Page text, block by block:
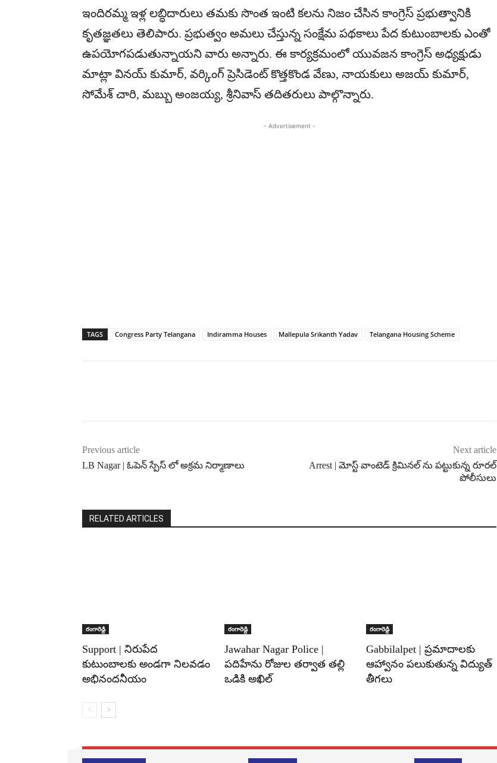
ఇందిరమ్మ ఇళ్ల లబ్ధిదారులు తమకు సొంత ఇంటి కలను నిజం చేసిన కాంగ్రెస్ ప్రభుత్వానికి
కృతజ్ఞతలు తెలిపారు. ప్రభుత్వం అమలు చేస్తున్న సంక్షేమ పథకాలు పేద కుటుంబాలకు ఎంతో
ఉపయోగపడుతున్నాయని వారు అన్నారు. ఈ కార్యక్రమంలో యువజన కాంగ్రెస్ అధ్యక్షుడు
మాట్లా వినయ్ కుమార్, వర్కింగ్ ప్రెసిడెంట్ కొత్తకొండ వేణు, నాయకులు అజయ్ కుమార్,
సోమేశ్ చారి, మబ్బు అంజయ్య, శ్రీనివాస్ తదితరులు పాల్గొన్నారు.
- Advertisement -
TAGS Congress Party Telangana Indiramma Houses Mallepula Srikanth Yadav Telangana Housing Scheme
Previous article
LB Nagar | ఓపెన్ స్పేస్ లో అక్రమ నిర్మాణాలు
Next article
Arrest | మోస్ట్ వాంటెడ్ క్రిమినల్ ను పట్టుకున్న రూరల్
పోలీసులు
RELATED ARTICLES
రంగారెడ్డి
Support | నిరుపేద
కుటుంబాలకు అండగా నిలవడం
అభినందనీయం
రంగారెడ్డి
Jawahar Nagar Police |
పదిహేను రోజుల తర్వాత తల్లి
ఒడికి అఖిల్
రంగారెడ్డి
Gabbilalpet | ప్రమాదాలకు
ఆహ్వానం పలుకుతున్న విద్యుత్
తీగలు